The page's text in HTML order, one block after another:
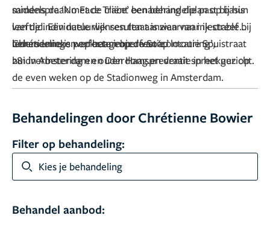
middels de ‘No Face Trace’ benadering die past bij hun
leeftijd. Een natuurlijk resultaat is waarnaar ik streef bij
ieders unieke perfecte imperfectie.’
samenspraak met de cliënt een behandelplan op basis
van de individuele wensen ten aanzien van injectable
behandelingen op het gebied van ‘contouring’,
huidverbetering en ouderdomspreventie in het gezicht.
Chrétienne is werkzaam op de Soap locatie Spuistraat
281 in Amsterdam en Den Haag.en draait spreekuur op
de even weken op de Stadionweg in Amsterdam.
Behandelingen door Chrétienne Bowier
Filter op behandeling:
Kies je behandeling
Behandel aanbod: